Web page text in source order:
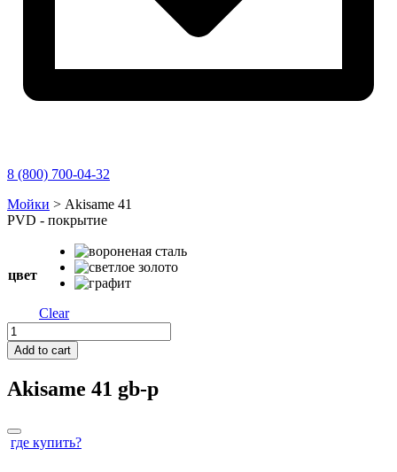
8 (800) 700-04-32
Перейти
к
Мойки > Akisame 41
PVD - покрытие
цвет
Clear
Akisame
41
quantity
Add to cart
Akisame 41 gb-p
где купить?